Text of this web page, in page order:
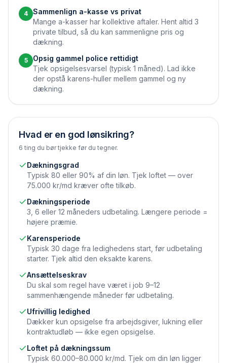
4
Sammenlign a-kasse vs privat
Mange a-kasser har kollektive aftaler. Hent altid 3
private tilbud, så du kan sammenligne pris og
dækning.
5
Opsig gammel police rettidigt
Tjek opsigelsesvarsel (typisk 1 måned). Lad ikke
der opstå karens-huller mellem gammel og ny
dækning.
Hvad er en god lønsikring?
6 ting du bør tjekke før du tegner.
Dækningsgrad
Typisk 80 eller 90% af din løn. Tjek loftet — over
75.000 kr/md kræver ofte tilkøb.
Dækningsperiode
3, 6 eller 12 måneders udbetaling. Længere periode =
højere præmie.
Karensperiode
Typisk 30 dage fra ledighedens start, før udbetaling
starter. Tjek altid den eksakte karens.
Ansættelseskrav
Du skal som regel have været i job 9–12
sammenhængende måneder før udbetaling.
Ufrivillig ledighed
Dækker kun opsigelse fra arbejdsgiver, lukning eller
kontraktudløb — ikke egen opsigelse.
Loftet på dækningssum
Typisk 60.000–80.000 kr/md. Tjek om din løn ligger